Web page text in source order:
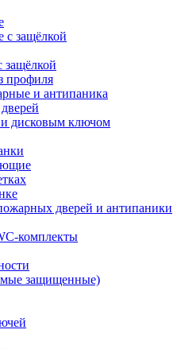
защёлкой
защёлкой
профиля
и антипаника
дисковым ключом
дверей и антипаники
комплекты
защищенные)